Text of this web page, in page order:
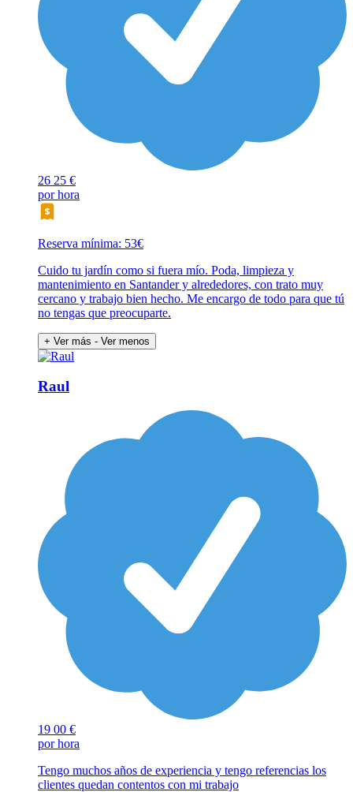
26 25 €
por hora
Reserva mínima: 53€
Cuido tu jardín como si fuera mío. Poda, limpieza y
mantenimiento en Santander y alrededores, con trato muy
cercano y trabajo bien hecho. Me encargo de todo para que tú
no tengas que preocuparte.
+ Ver más - Ver menos
Raul
19 00 €
por hora
Tengo muchos años de experiencia y tengo referencias los
clientes quedan contentos con mi trabajo